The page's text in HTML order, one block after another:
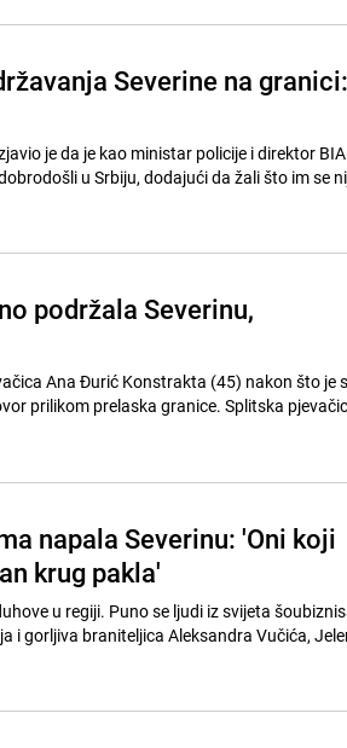
Severine na granici:
je da je kao ministar policije i direktor
u Srbiju, dodajući da žali što im se
podržala Severinu,
Ana Đurić Konstrakta (45) nakon što je
prilikom prelaska granice. Splitska
napala Severinu: 'Oni koji
krug pakla'
u regiji. Puno se ljudi iz svijeta
i gorljiva braniteljica Aleksandra Vučića,